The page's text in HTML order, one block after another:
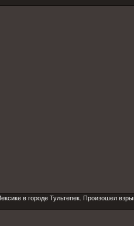
в городе Тультепек. Произошел